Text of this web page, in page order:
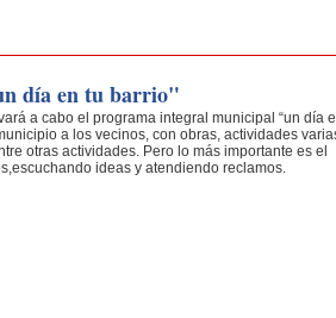
día en tu barrio"
a cabo el programa integral municipal “un día
a los vecinos, con obras, actividades
otras actividades. Pero lo más importante es el
ideas y atendiendo reclamos.